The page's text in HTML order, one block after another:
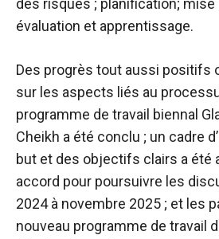
des risques ; planification;
évaluation et apprentissage.
Des progrès tout aussi positifs
sur les aspects liés au
programme de travail biennal
Cheikh a été conclu ; un cadre
but et des objectifs clairs a été
accord pour poursuivre les
2024 à novembre 2025 ; et les
nouveau programme de travail